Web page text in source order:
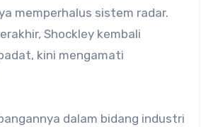
memperhalus sistem radar.
Shockley kembali
kini mengamati
dalam bidang industri